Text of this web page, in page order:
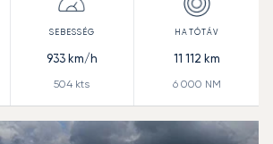
933km/h
504 kts
11 112 km
6 000 NM